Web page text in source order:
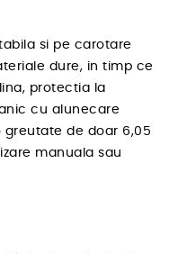
si pe carotare
dure, in timp ce
protectia la
cu alunecare
greutate de doar 6,05
manuala sau